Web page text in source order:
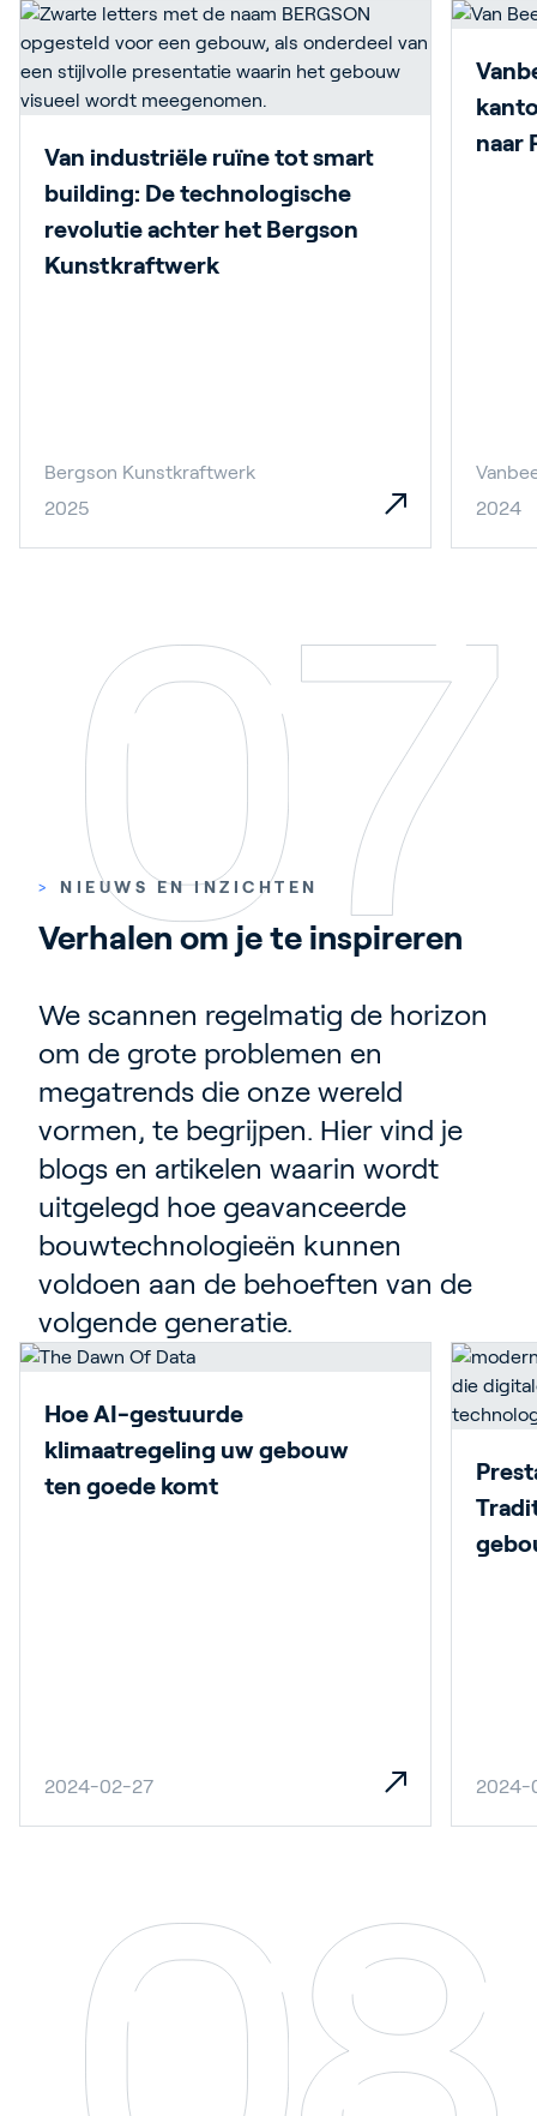
Van industriële ruïne tot smart
building: De technologische
revolutie achter het Bergson
Kunstkraftwerk
Bergson Kunstkraftwerk
2025
naar
2024
> NIEUWS EN INZICHTEN
Verhalen om je te inspireren
We scannen regelmatig de horizon
om de grote problemen en
megatrends die onze wereld
vormen, te begrijpen. Hier vind je
blogs en artikelen waarin wordt
uitgelegd hoe geavanceerde
bouwtechnologieën kunnen
voldoen aan de behoeften van de
volgende generatie.
Hoe AI-gestuurde
klimaatregeling uw gebouw
ten goede komt
2024-02-27 2024-